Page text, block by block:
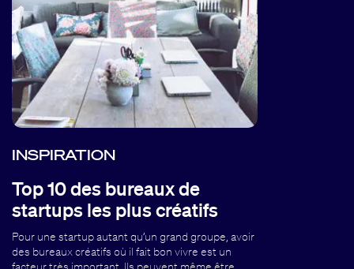
INSPIRATION
Top 10 des bureaux de
startups les plus créatifs
Pour une startup autant qu’un grand groupe, avoir
des bureaux créatifs où il fait bon vivre est un